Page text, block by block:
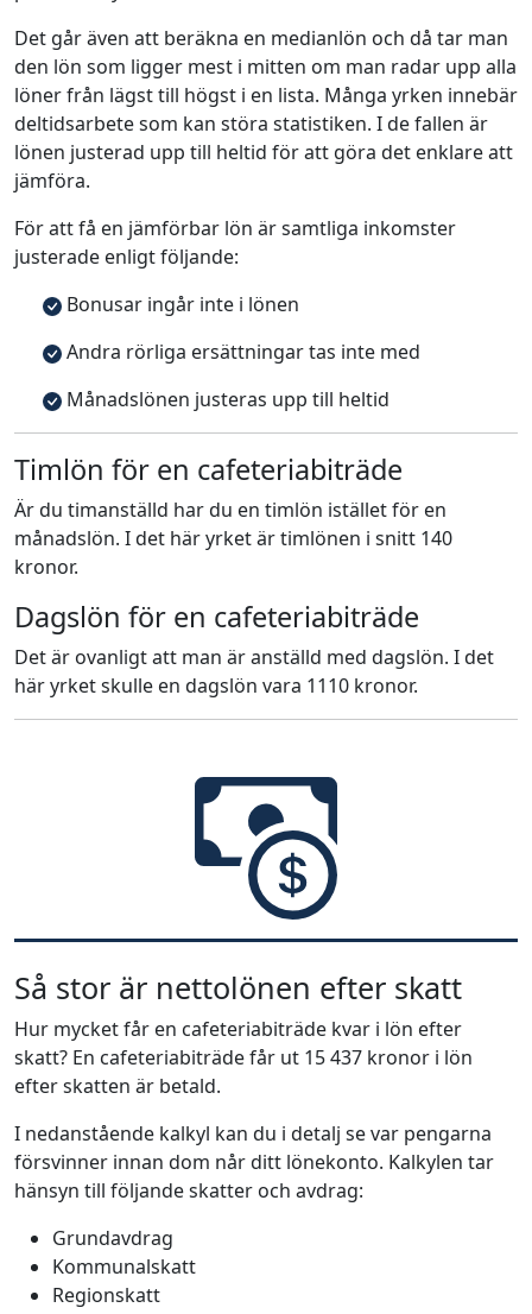
Det går även att beräkna en medianlön och då tar man
den lön som ligger mest i mitten om man radar upp alla
löner från lägst till högst i en lista. Många yrken innebär
deltidsarbete som kan störa statistiken. I de fallen är
lönen justerad upp till heltid för att göra det enklare att
jämföra.
För att få en jämförbar lön är samtliga inkomster
justerade enligt följande:
Bonusar ingår inte i lönen
Andra rörliga ersättningar tas inte med
Månadslönen justeras upp till heltid
Timlön för en cafeteriabiträde
Är du timanställd har du en timlön istället för en
månadslön. I det här yrket är timlönen i snitt 140
kronor.
Dagslön för en cafeteriabiträde
Det är ovanligt att man är anställd med dagslön. I det
här yrket skulle en dagslön vara 1110 kronor.
Så stor är nettolönen efter skatt
Hur mycket får en cafeteriabiträde kvar i lön efter
skatt? En cafeteriabiträde får ut 15 437 kronor i lön
efter skatten är betald.
I nedanstående kalkyl kan du i detalj se var pengarna
försvinner innan dom når ditt lönekonto. Kalkylen tar
hänsyn till följande skatter och avdrag:
Grundavdrag
Kommunalskatt
Regionskatt